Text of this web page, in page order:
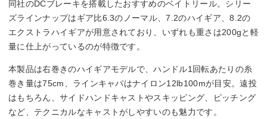
75cm
糸巻量ナイロン（lb－m）
12lb－100m、14lb－90m、16lb－80m、20lb－65m
糸巻量PE（号－m）
－
同社のDCブレーキを搭載したおすすめのベイトリール。シリー
ズラインナップはギア比6.3のノーマル、7.2のハイギア、8.2の
エクストラハイギアが用意されており、いずれも重さは200gと軽
量に仕上がっているのが特徴です。
本製品は右巻きのハイギアモデルで、ハンドル1回転あたりの糸
巻き量は75cm、ラインキャパはナイロン12lb100mが目安。遠投
はもちろん、サイドハンドキャストやスキッピング、ピッチング
など、テクニカルなキャストがしやすいのも魅力です。